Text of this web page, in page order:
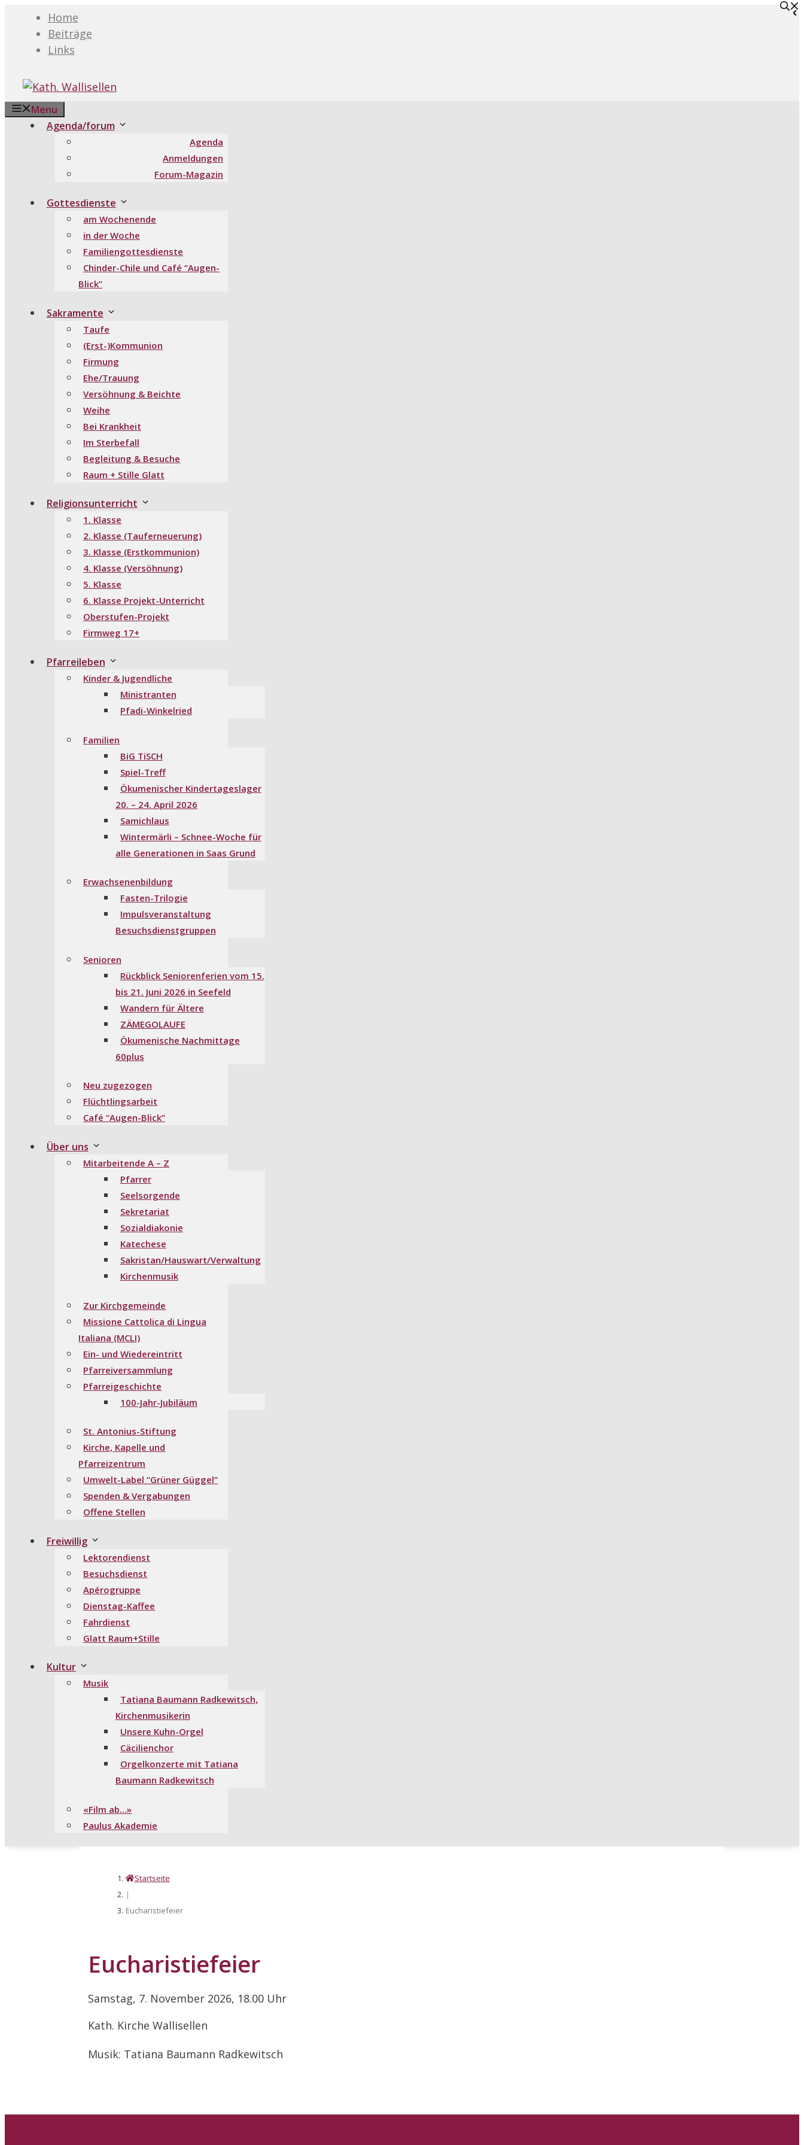
Home
Beiträge
Links
Menu
Agenda/forum
Agenda
Anmeldungen
Forum-Magazin
Gottesdienste
am Wochenende
in der Woche
Familiengottesdienste
Chinder-Chile und Café “Augen-
Blick”
Sakramente
Taufe
(Erst-)Kommunion
Firmung
Ehe/Trauung
Versöhnung & Beichte
Weihe
Bei Krankheit
Im Sterbefall
Begleitung & Besuche
Raum + Stille Glatt
Religionsunterricht
1. Klasse
2. Klasse (Tauferneuerung)
3. Klasse (Erstkommunion)
4. Klasse (Versöhnung)
5. Klasse
6. Klasse Projekt-Unterricht
Oberstufen-Projekt
Firmweg 17+
Pfarreileben
Kinder & Jugendliche
Ministranten
Pfadi-Winkelried
Familien
BiG TiSCH
Spiel-Treff
Ökumenischer Kindertageslager
20. – 24. April 2026
Samichlaus
Wintermärli – Schnee-Woche für
alle Generationen in Saas Grund
Erwachsenenbildung
Fasten-Trilogie
Impulsveranstaltung
Besuchsdienstgruppen
Senioren
Rückblick Seniorenferien vom 15.
bis 21. Juni 2026 in Seefeld
Wandern für Ältere
ZÄMEGOLAUFE
Ökumenische Nachmittage
60plus
Neu zugezogen
Flüchtlingsarbeit
Café “Augen-Blick”
Über uns
Mitarbeitende A – Z
Pfarrer
Seelsorgende
Sekretariat
Sozialdiakonie
Katechese
Sakristan/Hauswart/Verwaltung
Kirchenmusik
Zur Kirchgemeinde
Missione Cattolica di Lingua
Italiana (MCLI)
Ein- und Wiedereintritt
Pfarreiversammlung
Pfarreigeschichte
100-Jahr-Jubiläum
St. Antonius-Stiftung
Kirche, Kapelle und
Pfarreizentrum
Umwelt-Label “Grüner Güggel”
Spenden & Vergabungen
Offene Stellen
Freiwillig
Lektorendienst
Besuchsdienst
Apérogruppe
Dienstag-Kaffee
Fahrdienst
Glatt Raum+Stille
Kultur
Musik
Tatiana Baumann Radkewitsch,
Kirchenmusikerin
Unsere Kuhn-Orgel
Cäcilienchor
Orgelkonzerte mit Tatiana
Baumann Radkewitsch
«Film ab…»
Paulus Akademie
Startseite
|
Eucharistiefeier
Eucharistiefeier
Samstag, 7. November 2026, 18.00 Uhr
Kath. Kirche Wallisellen
Musik: Tatiana Baumann Radkewitsch